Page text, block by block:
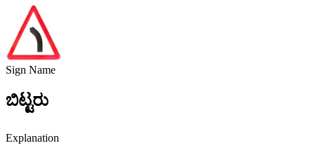
Sign Name
ಬಿಟ್ಟರು
Explanation